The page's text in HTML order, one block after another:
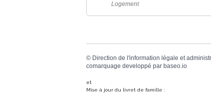
Logement
© Direction de l'information légale et
comarquage developpé par baseo.io
et
Mise à jour du livret de famille :